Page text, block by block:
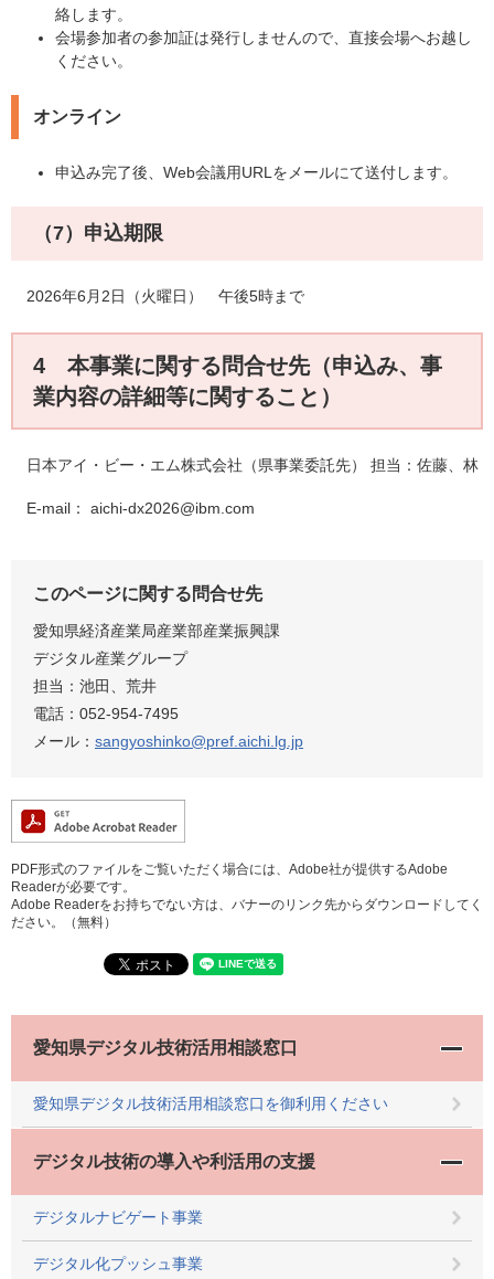
絡します。
会場参加者の参加証は発行しませんので、直接会場へお越し
ください。
オンライン
申込み完了後、Web会議用URLをメールにて送付します。
（7）申込期限
2026年6月2日（火曜日） 午後5時まで​
4 本事業に関する問合せ先（申込み、事
業内容の詳細等に関すること）
日本アイ・ビー・エム株式会社（県事業委託先） 担当：佐藤、林
E-mail： aichi-dx2026@ibm.com
このページに関する問合せ先
愛知県経済産業局産業部産業振興課
デジタル産業グループ
担当：池田、荒井
電話：052-954-7495
メール： sangyoshinko@pref.aichi.lg.jp
PDF形式のファイルをご覧いただく場合には、Adobe社が提供するAdobe
Readerが必要です。
Adobe Readerをお持ちでない方は、バナーのリンク先からダウンロードしてく
ださい。（無料）
愛知県デジタル技術活用相談窓口
愛知県デジタル技術活用相談窓口を御利用ください
デジタル技術の導入や利活用の支援
デジタルナビゲート事業
デジタル化プッシュ事業